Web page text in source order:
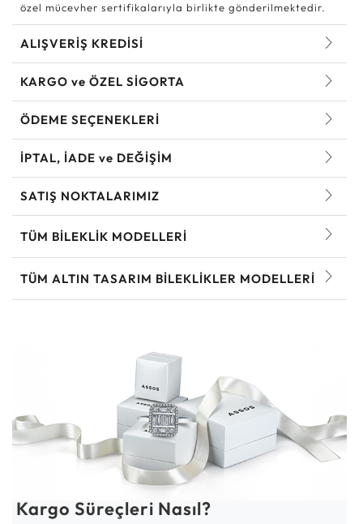
özel mücevher sertifikalarıyla birlikte gönderilmektedir.
ALIŞVERİŞ KREDİSİ
KARGO ve ÖZEL SİGORTA
ÖDEME SEÇENEKLERİ
İPTAL, İADE ve DEĞİŞİM
SATIŞ NOKTALARIMIZ
TÜM BILEKLIK MODELLERI
TÜM ALTIN TASARIM BILEKLIKLER MODELLERI
Kargo Süreçleri Nasıl?